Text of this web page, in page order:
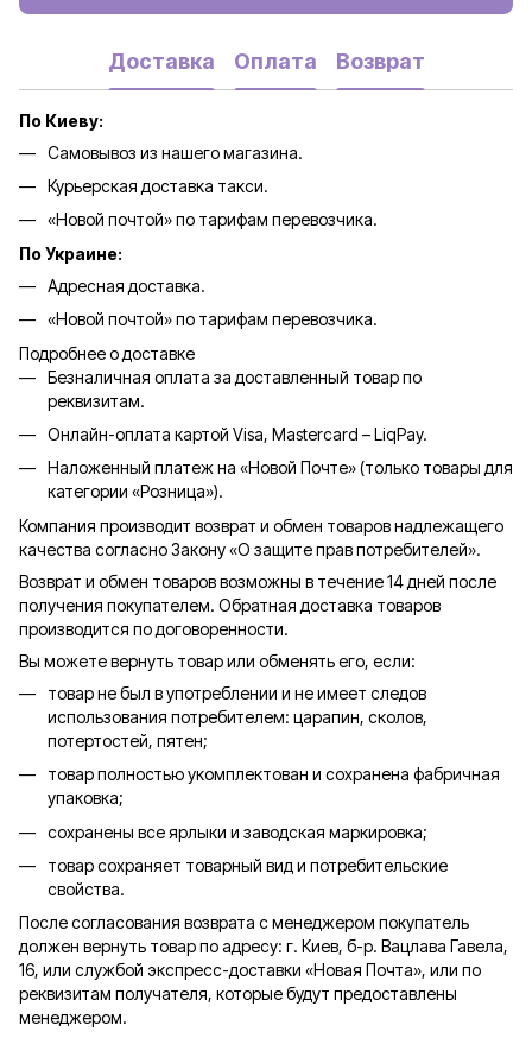
Доставка Оплата Возврат
По Киеву:
Самовывоз из нашего магазина.
Курьерская доставка такси.
«Новой почтой» по тарифам перевозчика.
По Украине:
Адресная доставка.
«Новой почтой» по тарифам перевозчика.
Подробнее о доставке
Безналичная оплата за доставленный товар по
реквизитам.
Онлайн-оплата картой Visa, Mastercard – LiqPay.
Наложенный платеж на «Новой Почте» (только товары для
категории «Розница»).
Компания производит возврат и обмен товаров надлежащего
качества согласно Закону «О защите прав потребителей».
Возврат и обмен товаров возможны в течение 14 дней после
получения покупателем. Обратная доставка товаров
производится по договоренности.
Вы можете вернуть товар или обменять его, если:
товар не был в употреблении и не имеет следов
использования потребителем: царапин, сколов,
потертостей, пятен;
товар полностью укомплектован и сохранена фабричная
упаковка;
сохранены все ярлыки и заводская маркировка;
товар сохраняет товарный вид и потребительские
свойства.
После согласования возврата с менеджером покупатель
должен вернуть товар по адресу: г. Киев, б-р. Вацлава Гавела,
16, или службой экспресс-доставки «Новая Почта», или по
реквизитам получателя, которые будут предоставлены
менеджером.